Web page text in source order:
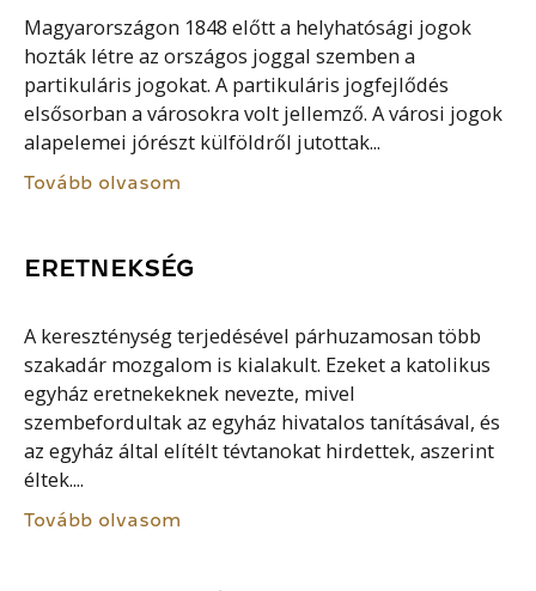
Magyarországon 1848 előtt a helyhatósági jogok
hozták létre az országos joggal szemben a
partikuláris jogokat. A partikuláris jogfejlődés
elsősorban a városokra volt jellemző. A városi jogok
alapelemei jórészt külföldről jutottak...
Tovább olvasom
ERETNEKSÉG
A kereszténység terjedésével párhuzamosan több
szakadár mozgalom is kialakult. Ezeket a katolikus
egyház eretnekeknek nevezte, mivel
szembefordultak az egyház hivatalos tanításával, és
az egyház által elítélt tévtanokat hirdettek, aszerint
éltek....
Tovább olvasom